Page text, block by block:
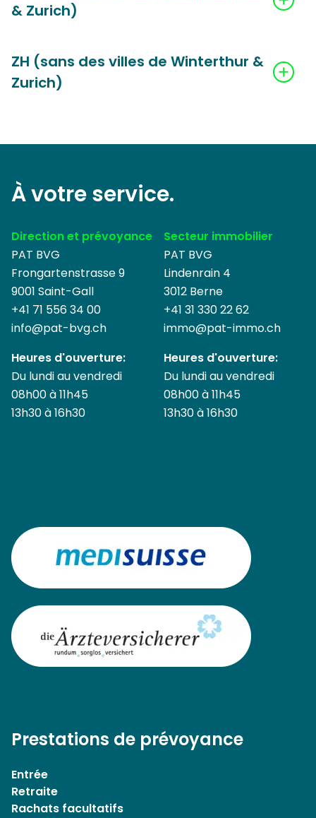
& Zurich)
ZH (sans des villes de Winterthur &
Zurich)
À votre service.
Direction et prévoyance
PAT BVG
Frongartenstrasse 9
9001 Saint-Gall
+41 71 556 34 00
info@pat-bvg.ch
Heures d'ouverture:
Du lundi au vendredi
08h00 à 11h45
13h30 à 16h30
Secteur immobilier
PAT BVG
Lindenrain 4
3012 Berne
+41 31 330 22 62
immo@pat-immo.ch
Heures d'ouverture:
Du lundi au vendredi
08h00 à 11h45
13h30 à 16h30
Prestations de prévoyance
Entrée
Retraite
Rachats facultatifs